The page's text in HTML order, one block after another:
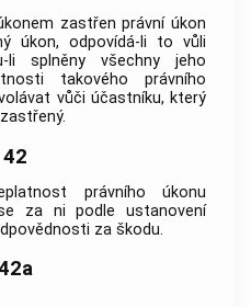
zastřen právní úkon
úkon, odpovídá-li to vůli
li splněny všechny jeho
takového právního
vůči účastníku, který
právního úkonu
za ni podle ustanovení
za škodu.